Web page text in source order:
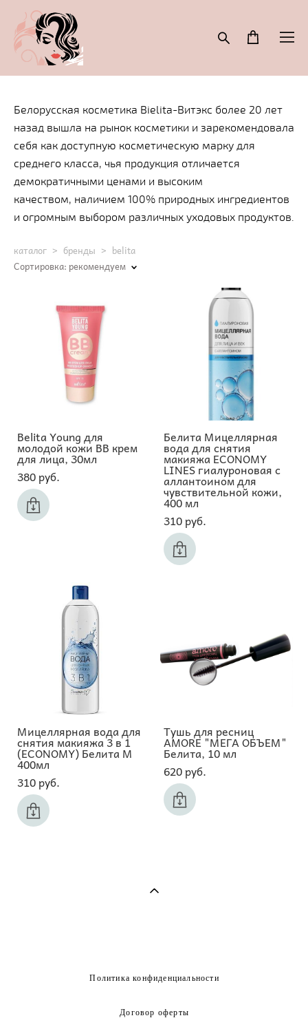
Белорусская косметика Bielita-Витэкс более 20 лет
назад вышла на рынок косметики и зарекомендовала
себя как доступную косметическую марку для
среднего класса, чья продукция отличается
демократичными ценами и высоким
качеством, наличием 100% природных ингредиентов
и огромным выбором различных уходовых продуктов.
каталог > бренды > belita
Сортировка:рекомендуем
Belita Young для
молодой кожи BB крем
для лица, 30мл
380 pуб.
Белита Мицеллярная
вода для снятия
макияжа ECONOMY
LINES гиалуроновая с
аллантоином для
чувствительной кожи,
400 мл
310 pуб.
Мицеллярная вода для
снятия макияжа 3 в 1
(ECONOMY) Белита М
400мл
310 pуб.
Тушь для ресниц
AMORE "МЕГА ОБЪЕМ"
Белита, 10 мл
620 pуб.
Политика конфиденциальности
Договор оферты